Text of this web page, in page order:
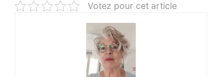
Votez pour cet article